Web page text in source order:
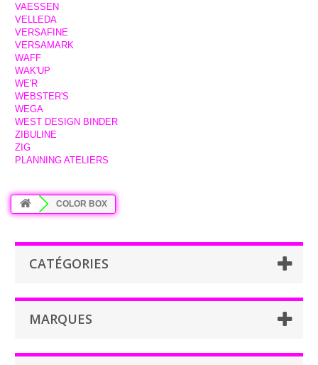
VAESSEN
VELLEDA
VERSAFINE
VERSAMARK
WAFF
WAK'UP
WE'R
WEBSTER'S
WEGA
WEST DESIGN BINDER
ZIBULINE
ZIG
PLANNING ATELIERS
COLOR BOX
CATÉGORIES
MARQUES